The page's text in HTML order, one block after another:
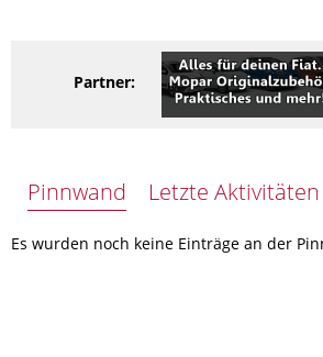
Partner:
Pinnwand Letzte Aktivitäten
Es wurden noch keine Einträge an der